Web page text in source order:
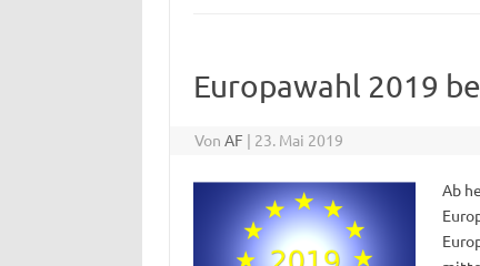
Europawahl 2019
VonAF | 23. Mai 2019
Ab